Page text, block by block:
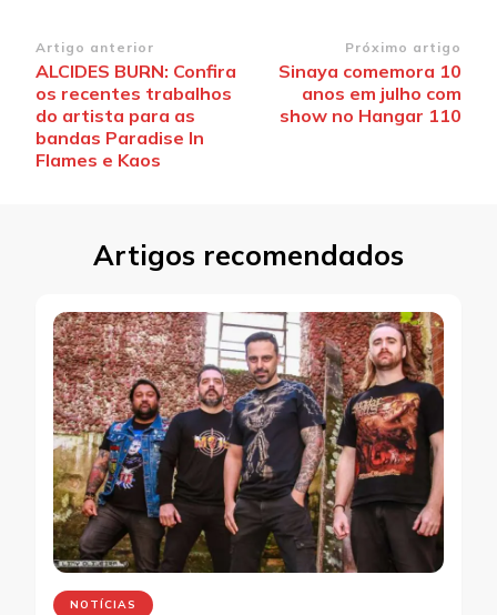
Navegação
de
post
Artigo anterior
ALCIDES BURN: Confira
os recentes trabalhos
do artista para as
bandas Paradise In
Flames e Kaos
Próximo artigo
Sinaya comemora 10
anos em julho com
show no Hangar 110
Artigos recomendados
NOTÍCIAS